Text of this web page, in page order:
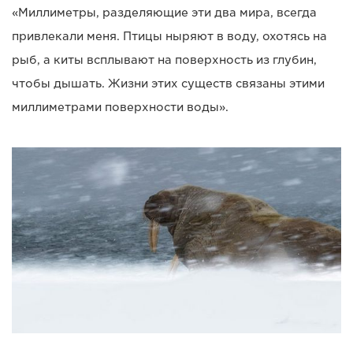
«Миллиметры, разделяющие эти два мира, всегда
привлекали меня. Птицы ныряют в воду, охотясь на
рыб, а киты всплывают на поверхность из глубин,
чтобы дышать. Жизни этих существ связаны этими
миллиметрами поверхности воды».